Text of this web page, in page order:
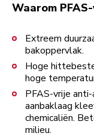
Waarom
Extreem
bakoppervlak.
Hoge
hoge
PFAS-vrije
aanbaklaag
chemicaliën.
milieu.